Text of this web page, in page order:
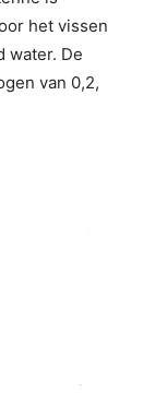
het vissen
water. De
van 0,2,